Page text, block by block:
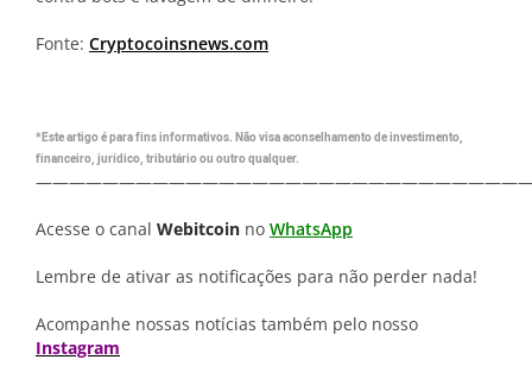
Fonte: Cryptocoinsnews.com
*Este artigo é para fins informativos. Não visa aconselhamento de investimento,
financeiro, jurídico, tributário ou outro qualquer.
Acesse o canal Webitcoin no WhatsApp
Lembre de ativar as notificações para não perder nada!
Acompanhe nossas notícias também pelo nosso
Instagram